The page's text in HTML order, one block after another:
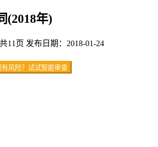
(2018年)
共11页 发布日期：2018-01-24
风险？试试智能审查